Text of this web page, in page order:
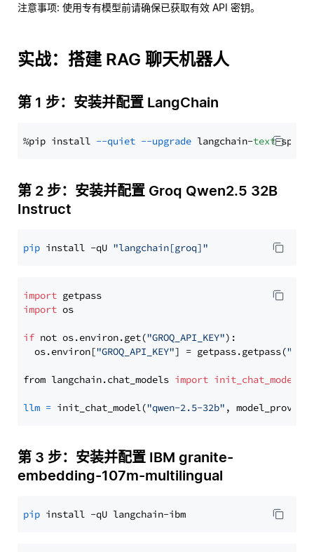
注意事项: 使用专有模型前请确保已获取有效 API 密钥。
实战：搭建 RAG 聊天机器人
第 1 步：安装并配置 LangChain
%pip install --quiet --upgrade langchain-text
第 2 步：安装并配置 Groq Qwen2.5 32B
Instruct
pip install -qU "langchain[groq]"
import
import os
if not os.environ.get("GROQ_API_KEY"):
  os.environ[
"GROQ_API_KEY"] = getpass.getpass(
from langchain.chat_models import init_chat_model
llm = init_chat_model("qwen-2.5-32b" ,
第 3 步：安装并配置 IBM granite-
embedding-107m-multilingual
pip